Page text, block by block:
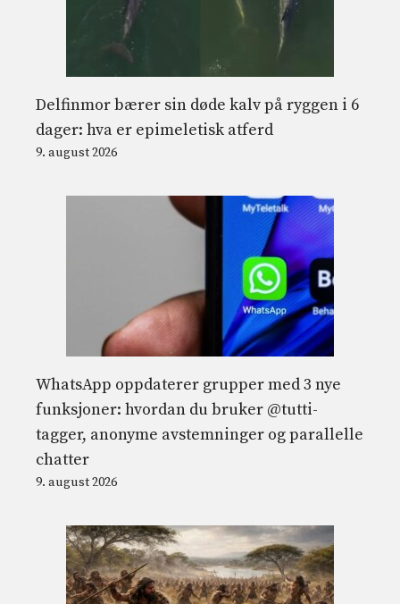
Delfinmor bærer sin døde kalv på ryggen i 6
dager: hva er epimeletisk atferd
9. august 2026
WhatsApp oppdaterer grupper med 3 nye
funksjoner: hvordan du bruker @tutti-
tagger, anonyme avstemninger og parallelle
chatter
9. august 2026